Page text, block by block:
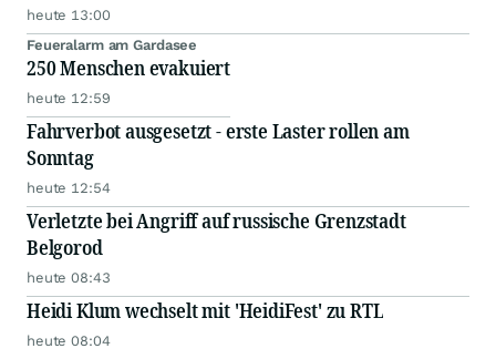
heute 13:00
Feueralarm am Gardasee
250 Menschen evakuiert
heute 12:59
Fahrverbot ausgesetzt - erste Laster rollen am
Sonntag
heute 12:54
Verletzte bei Angriff auf russische Grenzstadt
Belgorod
heute 08:43
Heidi Klum wechselt mit 'HeidiFest' zu RTL
heute 08:04